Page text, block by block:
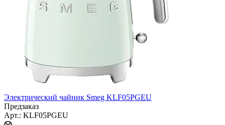
Электрический чайник Smeg KLF05PGEU
Предзаказ
Арт.: KLF05PGEU